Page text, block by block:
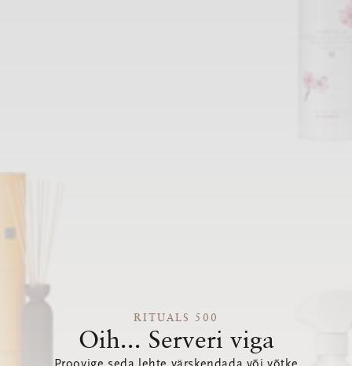
RITUALS 500
Oih... Serveri viga